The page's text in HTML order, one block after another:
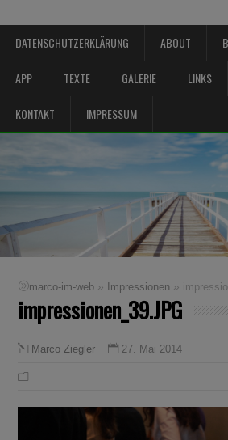
DATENSCHUTZERKLÄRUNG ABOUT
APP TEXTE GALERIE LINKS
KONTAKT IMPRESSUM
marco-im-web » Impressionen »
impressionen_39.JPG
Marco Ziegler 27. Mai 2014